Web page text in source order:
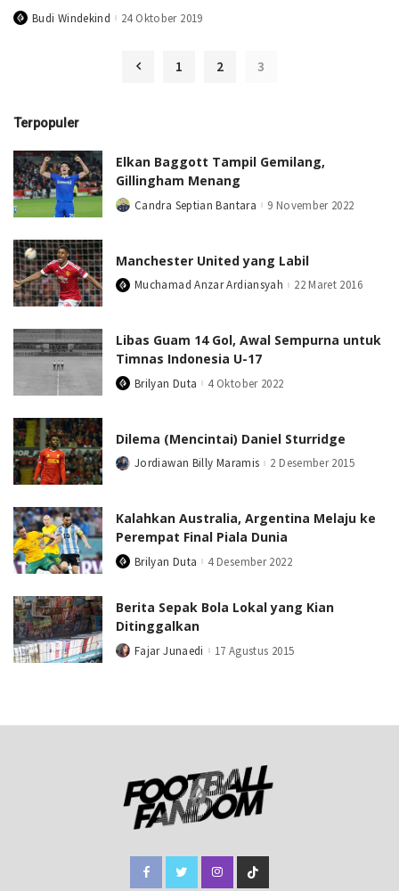
PostedBudi Windekind 24 Oktober 2019
1 2 3
Terpopuler
Elkan Baggott Tampil Gemilang,
Gillingham Menang
PostedCandra Septian Bantara 9 November 2022
Manchester United yang Labil
PostedMuchamad Anzar Ardiansyah 22 Maret 2016
Libas Guam 14 Gol, Awal Sempurna untuk
Timnas Indonesia U-17
PostedBrilyan Duta 4 Oktober 2022
Dilema (Mencintai) Daniel Sturridge
PostedJordiawan Billy Maramis 2 Desember 2015
Kalahkan Australia, Argentina Melaju ke
Perempat Final Piala Dunia
PostedBrilyan Duta 4 Desember 2022
Berita Sepak Bola Lokal yang Kian
Ditinggalkan
PostedFajar Junaedi 17 Agustus 2015